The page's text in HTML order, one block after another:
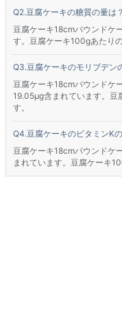
豆腐ケーキの糖質の量は？
豆腐ケーキ18cmパウンドケ
す。豆腐ケーキ100gあたり
豆腐ケーキのモリブデン
豆腐ケーキ18cmパウンドケ
19.05μg含まれています。
す。
豆腐ケーキのビタミンK
豆腐ケーキ18cmパウンドケ
まれています。豆腐ケーキ